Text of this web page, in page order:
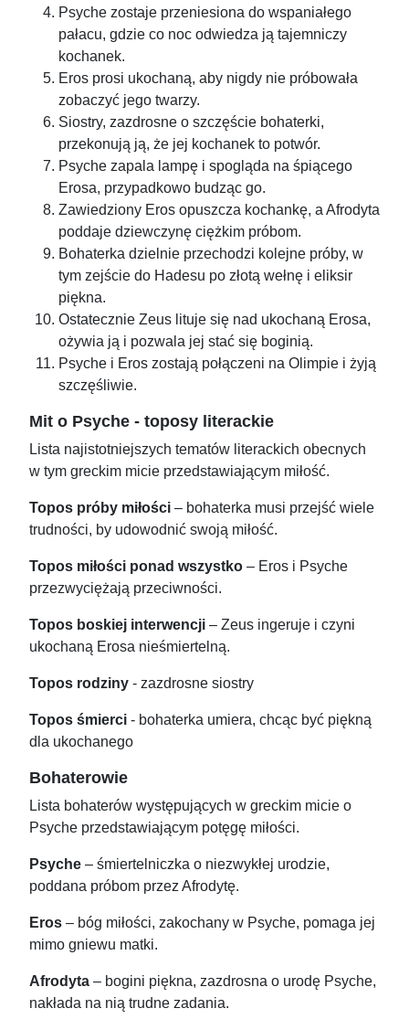
Psyche zostaje przeniesiona do wspaniałego
pałacu, gdzie co noc odwiedza ją tajemniczy
kochanek.
Eros prosi ukochaną, aby nigdy nie próbowała
zobaczyć jego twarzy.
Siostry, zazdrosne o szczęście bohaterki,
przekonują ją, że jej kochanek to potwór.
Psyche zapala lampę i spogląda na śpiącego
Erosa, przypadkowo budząc go.
Zawiedziony Eros opuszcza kochankę, a Afrodyta
poddaje dziewczynę ciężkim próbom.
Bohaterka dzielnie przechodzi kolejne próby, w
tym zejście do Hadesu po złotą wełnę i eliksir
piękna.
Ostatecznie Zeus lituje się nad ukochaną Erosa,
ożywia ją i pozwala jej stać się boginią.
Psyche i Eros zostają połączeni na Olimpie i żyją
szczęśliwie.
Mit o Psyche - toposy literackie
Lista najistotniejszych tematów literackich obecnych
w tym greckim micie przedstawiającym miłość.
Topos próby miłości – bohaterka musi przejść wiele
trudności, by udowodnić swoją miłość.
Topos miłości ponad wszystko – Eros i Psyche
przezwyciężają przeciwności.
Topos boskiej interwencji – Zeus ingeruje i czyni
ukochaną Erosa nieśmiertelną.
Topos rodziny - zazdrosne siostry
Topos śmierci - bohaterka umiera, chcąc być piękną
dla ukochanego
Bohaterowie
Lista bohaterów występujących w greckim micie o
Psyche przedstawiającym potęgę miłości.
Psyche – śmiertelniczka o niezwykłej urodzie,
poddana próbom przez Afrodytę.
Eros – bóg miłości, zakochany w Psyche, pomaga jej
mimo gniewu matki.
Afrodyta – bogini piękna, zazdrosna o urodę Psyche,
nakłada na nią trudne zadania.